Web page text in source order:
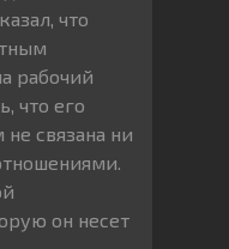
что
рабочий
что его
связана ни
он несет